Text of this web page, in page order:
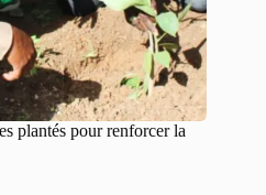
plantés pour renforcer la